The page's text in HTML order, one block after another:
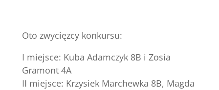
Oto zwycięzcy konkursu:
I miejsce: Kuba Adamczyk 8B i Zosia
Gramont 4A
II miejsce: Krzysiek Marchewka 8B, Magda